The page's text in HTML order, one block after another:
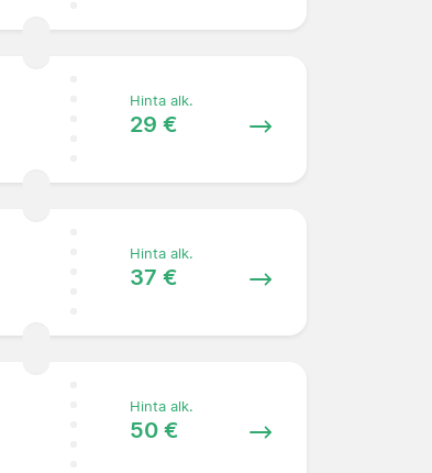
Hinta alk.
29 €
Hinta alk.
37 €
Hinta alk.
50 €